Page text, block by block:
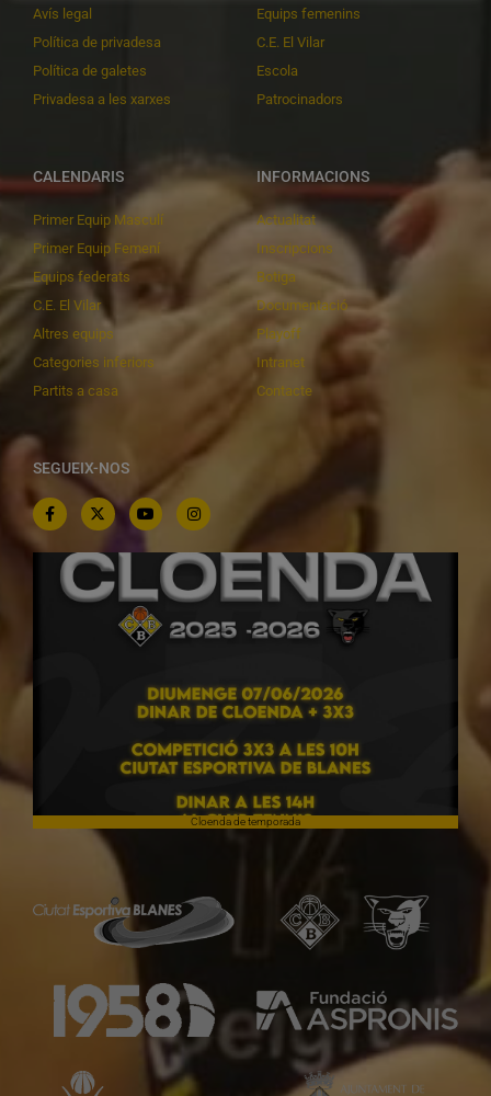
Avís legal
Política de privadesa
Política de galetes
Privadesa a les xarxes
Equips femenins
C.E. El Vilar
Escola
Patrocinadors
CALENDARIS
Primer Equip Masculí
Primer Equip Femení
Equips federats
C.E. El Vilar
Altres equips
Categories inferiors
Partits a casa
INFORMACIONS
Actualitat
Inscripcions
Botiga
Documentació
Playoff
Intranet
Contacte
SEGUEIX-NOS
Cloenda de temporada